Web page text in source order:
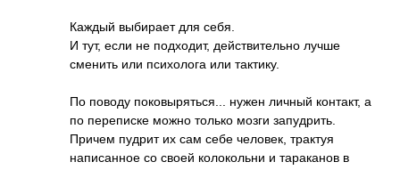
Каждый выбирает для себя.
И тут, если не подходит, действительно лучше
сменить или психолога или тактику.
По поводу поковыряться... нужен личный контакт, а
по переписке можно только мозги запудрить.
Причем пудрит их сам себе человек, трактуя
написанное со своей колокольни и тараканов в